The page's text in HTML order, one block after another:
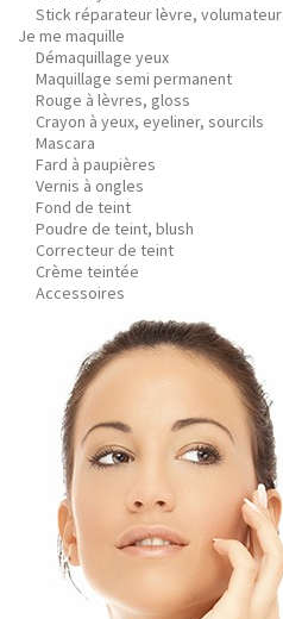
Stick réparateur lèvre, volumateur
Je me maquille
Démaquillage yeux
Maquillage semi permanent
Rouge à lèvres, gloss
Crayon à yeux, eyeliner, sourcils
Mascara
Fard à paupières
Vernis à ongles
Fond de teint
Poudre de teint, blush
Correcteur de teint
Crème teintée
Accessoires